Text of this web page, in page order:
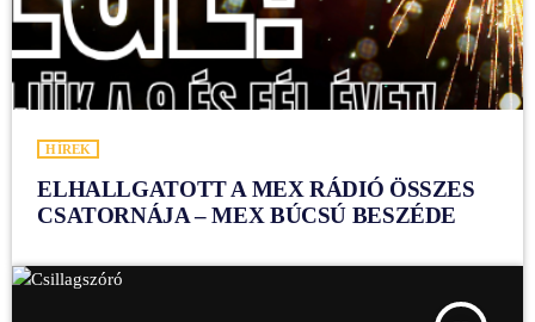
HÍREK
ELHALLGATOTT A MEX RÁDIÓ ÖSSZES
CSATORNÁJA – MEX BÚCSÚ BESZÉDE